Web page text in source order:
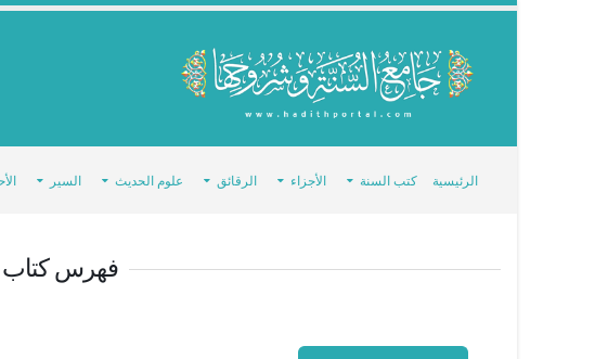
الرئيسية كتب السنة الأجزاء الرقائق علوم الحديث السير
فهرس كتاب